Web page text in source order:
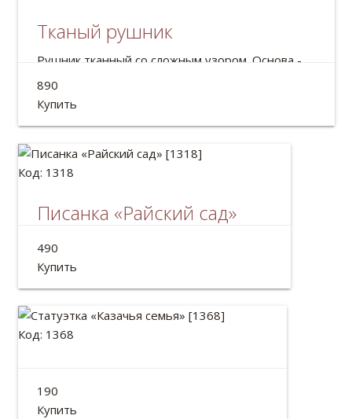
Тканый рушник
Рушник тканный со сложным узором. Основа -
лён.
Длина: 2м
890
Купить
Код: 1318
Писанка «Райский сад»
Украинская писанка на деревянном яйце.
Размер: 13*7см
490
Купить
Код: 1368
Высота: 10см
190
Купить